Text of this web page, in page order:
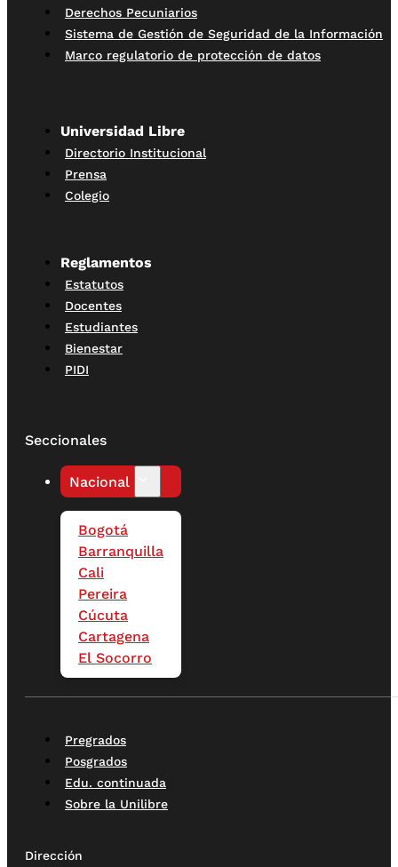
Derechos Pecuniarios
Sistema de Gestión de Seguridad de la Información
Marco regulatorio de protección de datos
Universidad Libre
Directorio Institucional
Prensa
Colegio
Reglamentos
Estatutos
Docentes
Estudiantes
Bienestar
PIDI
Seccionales
Nacional
Bogotá
Barranquilla
Cali
Pereira
Cúcuta
Cartagena
El Socorro
Pregrados
Posgrados
Edu. continuada
Sobre la Unilibre
Dirección